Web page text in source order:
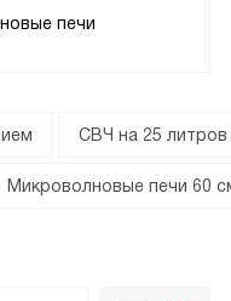
печи
СВЧ на 25 литров
Микроволновые печи 60